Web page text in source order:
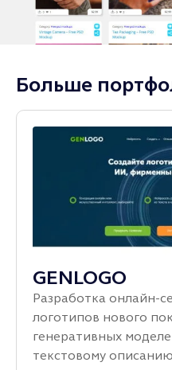
Больше
GENLOGO
Разработка
логотипов нового
генеративных
текстовому